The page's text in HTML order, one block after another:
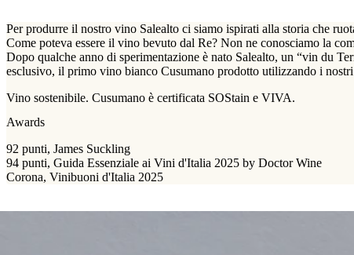
Per produrre il nostro vino Salealto ci siamo ispirati alla storia che
Come poteva essere il vino bevuto dal Re? Non ne conosciamo la
Dopo qualche anno di sperimentazione è nato Salealto, un “vin du
esclusivo, il primo vino bianco Cusumano prodotto utilizzando i
Vino sostenibile. Cusumano è certificata SOStain e VIVA.
Awards
92 punti, James Suckling
94 punti, Guida Essenziale ai Vini d'Italia 2025 by Doctor Wine
Corona, Vinibuoni d'Italia 2025